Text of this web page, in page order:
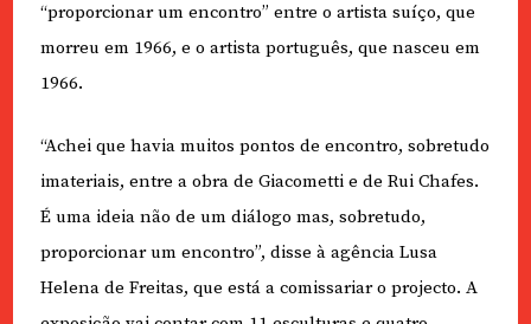
“proporcionar um encontro” entre o artista suíço, que
morreu em 1966, e o artista português, que nasceu em
1966.
“Achei que havia muitos pontos de encontro, sobretudo
imateriais, entre a obra de Giacometti e de Rui Chafes.
É uma ideia não de um diálogo mas, sobretudo,
proporcionar um encontro”, disse à agência Lusa
Helena de Freitas, que está a comissariar o projecto. A